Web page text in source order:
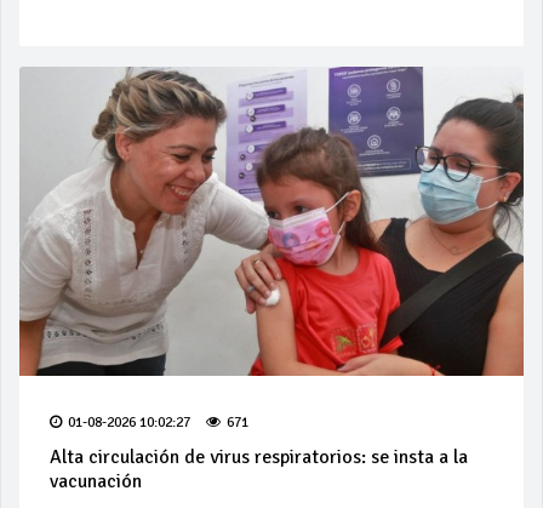
01-08-2026 10:02:27 671
Alta circulación de virus respiratorios: se insta a la
vacunación